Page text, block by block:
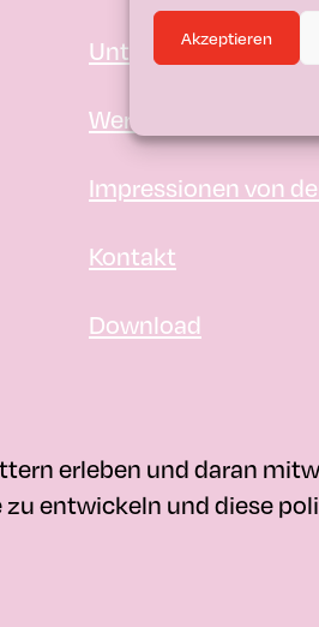
Akzeptieren
Unterstützer*innen
Werde
Impressionen von
Kontakt
Download
erleben und daran
entwickeln und diese